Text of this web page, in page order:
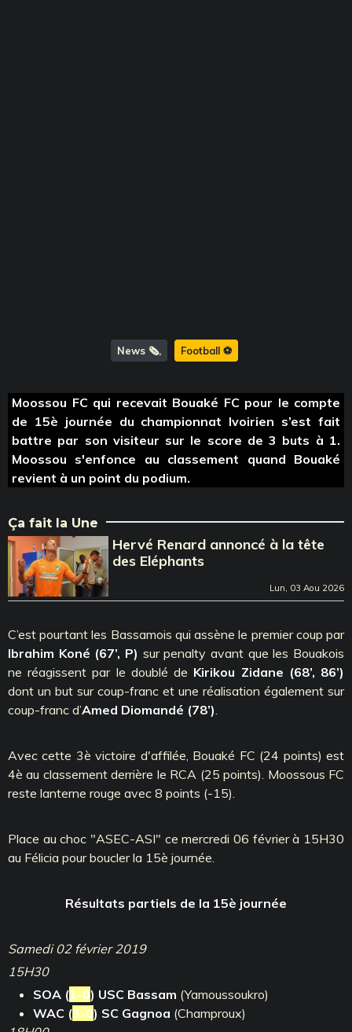
News 🗞️ Football ⚽️
Moossou FC qui recevait Bouaké FC pour le compte
de 15è journée du championnat Ivoirien s’est fait
battre par son visiteur sur le score de 3 buts à 1.
Moossou s'enfonce au classement quand Bouaké
revient à un point du podium.
Ça fait la Une
Hervé Renard annoncé à la tête
des Eléphants
Lun, 03 Aou 2026
C’est pourtant les Bassamois qui assène le premier coup par
Ibrahim Koné (67’, P) sur penalty avant que les Bouakois
ne réagissent par le doublé de Kirikou Zidane (68’, 86’)
dont un but sur coup-franc et une réalisation également sur
coup-franc d’Amed Diomandé (78’)
Avec cette 3è victoire d'affilée, Bouaké FC (24 points) est
4è au classement derrière le RCA (25 points). Moossous FC
reste lanterne rouge avec 8 points (-15).
Place au choc "ASEC-ASI" ce mercredi 06 février à 15H30
au Félicia pour boucler la 15è journée.
Résultats partiels de la 15è journée
Samedi 02 février 2019
15H30
SOA (1-0) USC Bassam (Yamoussoukro)
WAC (3-0) SC Gagnoa (Champroux)